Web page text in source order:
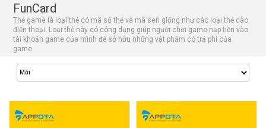
ĐĂNG NHẬP ĐĂNG KÝ
FunCard
Thẻ game là loại thẻ có mã số thẻ và mã seri giống như các loại thẻ cào
điện thoại. Loại thẻ này có công dụng giúp người chơi game nạp tiền vào
tài khoản game của mình để sở hữu những vật phẩm có trả phí của
game.